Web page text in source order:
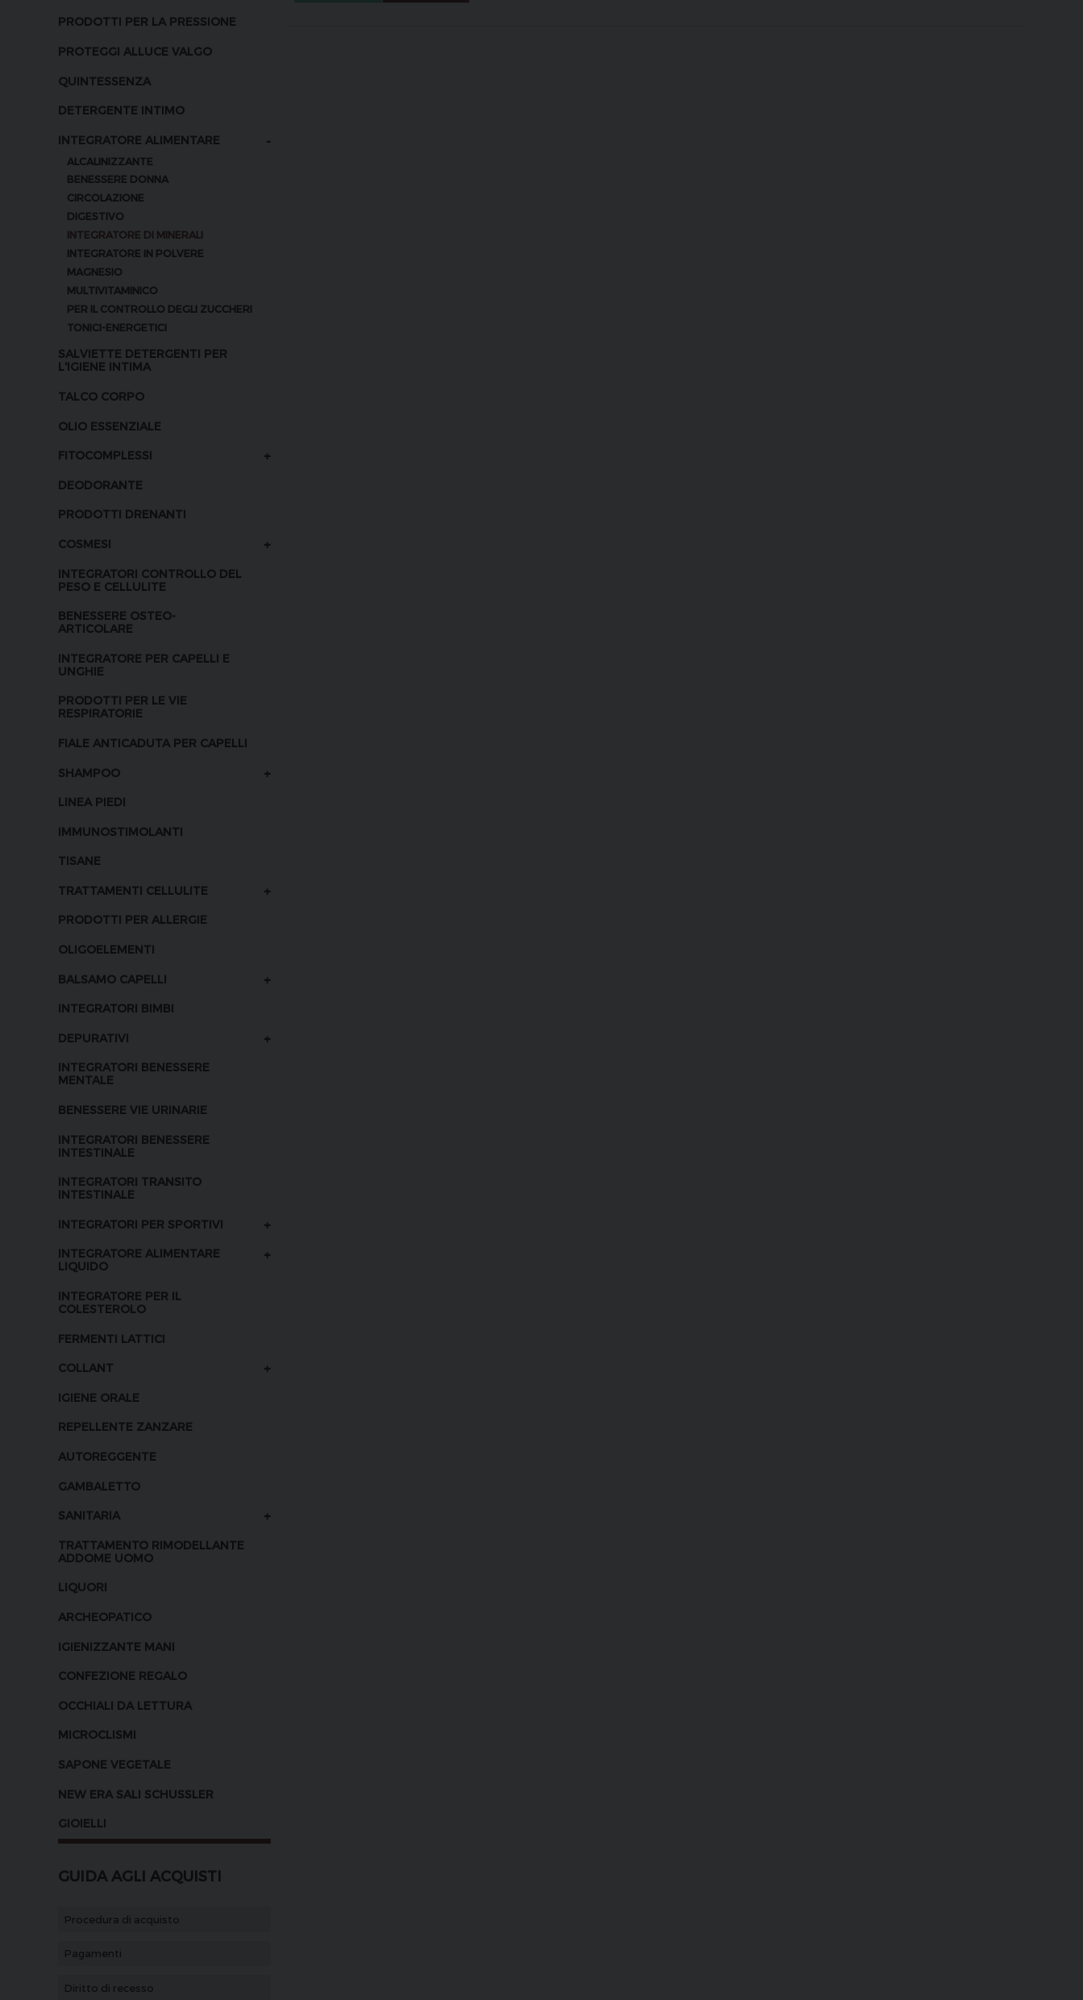
PRODOTTI PER LA PRESSIONE
PROTEGGI ALLUCE VALGO
QUINTESSENZA
DETERGENTE INTIMO
INTEGRATORE ALIMENTARE -
ALCALINIZZANTE
BENESSERE DONNA
CIRCOLAZIONE
DIGESTIVO
INTEGRATORE DI MINERALI
INTEGRATORE IN POLVERE
MAGNESIO
MULTIVITAMINICO
PER IL CONTROLLO DEGLI ZUCCHERI
TONICI-ENERGETICI
SALVIETTE DETERGENTI PER
L'IGIENE INTIMA
TALCO CORPO
OLIO ESSENZIALE
FITOCOMPLESSI +
DEODORANTE
PRODOTTI DRENANTI
COSMESI +
INTEGRATORI CONTROLLO DEL
PESO E CELLULITE
BENESSERE OSTEO-
ARTICOLARE
INTEGRATORE PER CAPELLI E
UNGHIE
PRODOTTI PER LE VIE
RESPIRATORIE
FIALE ANTICADUTA PER CAPELLI
SHAMPOO +
LINEA PIEDI
IMMUNOSTIMOLANTI
TISANE
TRATTAMENTI CELLULITE +
PRODOTTI PER ALLERGIE
OLIGOELEMENTI
BALSAMO CAPELLI +
INTEGRATORI BIMBI
DEPURATIVI +
INTEGRATORI BENESSERE
MENTALE
BENESSERE VIE URINARIE
INTEGRATORI BENESSERE
INTESTINALE
INTEGRATORI TRANSITO
INTESTINALE
INTEGRATORI PER SPORTIVI +
INTEGRATORE ALIMENTARE
LIQUIDO
+
INTEGRATORE PER IL
COLESTEROLO
FERMENTI LATTICI
COLLANT +
IGIENE ORALE
REPELLENTE ZANZARE
AUTOREGGENTE
GAMBALETTO
SANITARIA +
TRATTAMENTO RIMODELLANTE
ADDOME UOMO
LIQUORI
ARCHEOPATICO
IGIENIZZANTE MANI
CONFEZIONE REGALO
OCCHIALI DA LETTURA
MICROCLISMI
SAPONE VEGETALE
NEW ERA SALI SCHUSSLER
GIOIELLI
GUIDA AGLI ACQUISTI
Procedura di acquisto
Pagamenti
Diritto di recesso